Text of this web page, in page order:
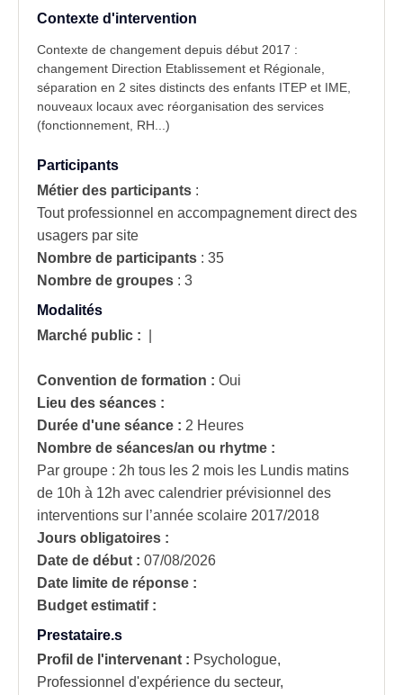
Contexte d'intervention
Contexte de changement depuis début 2017 :
changement Direction Etablissement et Régionale,
séparation en 2 sites distincts des enfants ITEP et IME,
nouveaux locaux avec réorganisation des services
(fonctionnement, RH...)
Participants
Métier des participants :
Tout professionnel en accompagnement direct des
usagers par site
Nombre de participants : 35
Nombre de groupes : 3
Modalités
Marché public :
Convention de formation : Oui
Lieu des séances :
Durée d'une séance : 2 Heures
Nombre de séances/an ou rhytme :
Par groupe : 2h tous les 2 mois les Lundis matins
de 10h à 12h avec calendrier prévisionnel des
interventions sur l’année scolaire 2017/2018
Jours obligatoires :
Date de début : 07/08/2026
Date limite de réponse :
Budget estimatif :
Prestataire.s
Profil de l'intervenant : Psychologue,
Professionnel d'expérience du secteur,